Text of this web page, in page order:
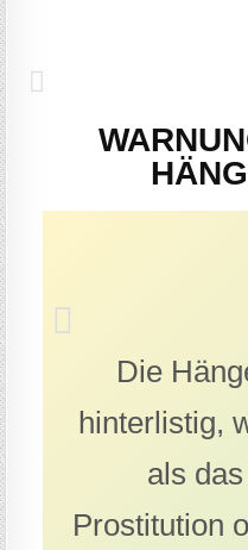
Die
hinterlistig,
als
Prostitution